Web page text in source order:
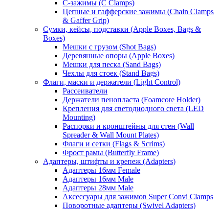
С-зажимы (C Clamps)
Цепные и гафферские зажимы (Chain Clamps
& Gaffer Grip)
Сумки, кейсы, подставки (Apple Boxes, Bags &
Boxes)
Мешки с грузом (Shot Bags)
Деревянные опоры (Apple Boxes)
Мешки для песка (Sand Bags)
Чехлы для стоек (Stand Bags)
Флаги, маски и держатели (Light Control)
Рассеиватели
Держатели пенопласта (Foamcore Holder)
Крепления для светодиодного света (LED
Mounting)
Распорки и кронштейны для стен (Wall
Spreader & Wall Mount Plates)
Флаги и сетки (Flags & Scrims)
Фрост рамы (Butterfly Frame)
Адаптеры, штифты и крепеж (Adapters)
Адаптеры 16мм Female
Адаптеры 16мм Male
Адаптеры 28мм Male
Аксессуары для зажимов Super Convi Clamps
Поворотные адаптеры (Swivel Adapters)